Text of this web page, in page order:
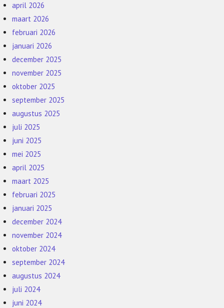
april 2026
maart 2026
februari 2026
januari 2026
december 2025
november 2025
oktober 2025
september 2025
augustus 2025
juli 2025
juni 2025
mei 2025
april 2025
maart 2025
februari 2025
januari 2025
december 2024
november 2024
oktober 2024
september 2024
augustus 2024
juli 2024
juni 2024